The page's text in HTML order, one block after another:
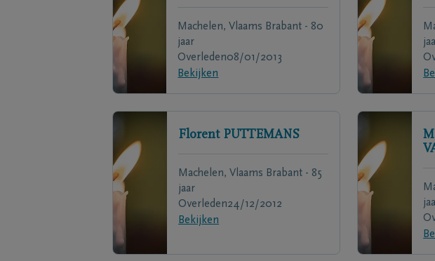
Machelen, Vlaams Brabant - 80
jaar
Overleden08/01/2013
Bekijken
Florent PUTTEMANS
Machelen, Vlaams Brabant - 85
jaar
Overleden24/12/2012
Bekijken